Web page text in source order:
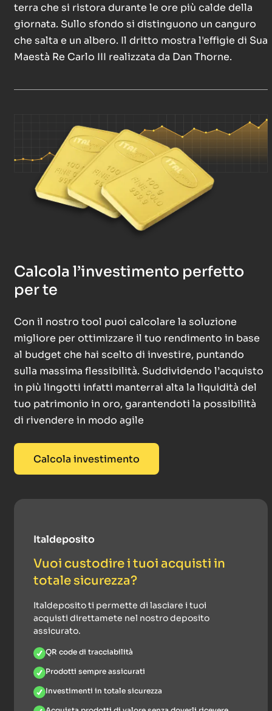
terra che si ristora durante le ore più calde della
giornata. Sullo sfondo si distinguono un canguro
che salta e un albero. Il dritto mostra l'effigie di Sua
Maestà Re Carlo III realizzata da Dan Thorne.
Calcola l’investimento perfetto
per te
Con il nostro tool puoi calcolare la soluzione
migliore per ottimizzare il tuo rendimento in base
al budget che hai scelto di investire, puntando
sulla massima flessibilità. Suddividendo l’acquisto
in più lingotti infatti manterrai alta la liquidità del
tuo patrimonio in oro, garantendoti la possibilità
di rivendere in modo agile
Calcola investimento
Italdeposito
Vuoi custodire i tuoi acquisti in
totale sicurezza?
Italdeposito ti permette di lasciare i tuoi
acquisti direttamete nel nostro deposito
assicurato.
QR code di tracciabilità
Prodotti sempre assicurati
Investimenti in totale sicurezza